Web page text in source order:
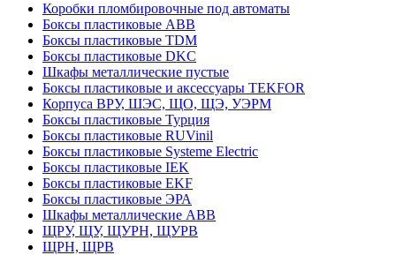
Коробки пломбировочные под автоматы
Боксы пластиковые ABB
Боксы пластиковые TDM
Боксы пластиковые DKC
Шкафы металлические пустые
Боксы пластиковые и аксессуары TEKFOR
Корпуса ВРУ, ШЭС, ЩО, ЩЭ, УЭРМ
Боксы пластиковые Турция
Боксы пластиковые RUVinil
Боксы пластиковые Systeme Electric
Боксы пластиковые IEK
Боксы пластиковые EKF
Боксы пластиковые ЭРА
Шкафы металлические ABB
ЩРУ, ЩУ, ЩУРН, ЩУРВ
ЩРН, ЩРВ